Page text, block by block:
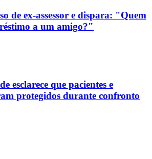
de ex-assessor e dispara: "Quem
a um amigo?"
esclarece que pacientes e
protegidos durante confronto